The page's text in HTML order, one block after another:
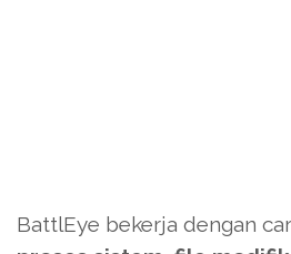
BattlEye bekerja dengan